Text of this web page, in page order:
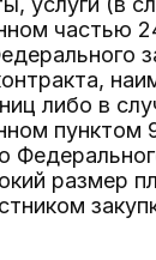
частью
либо в
пунктом
размер